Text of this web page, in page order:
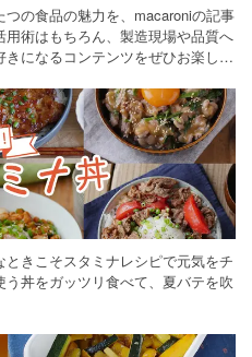
の食品の魅力を、macaroniの記事
術はもちろん、製造現場や品質へ
になるコンテンツをぜひお楽しみ
きこそスタミナレシピで元気をチ
丼をガッツリ食べて、夏バテを吹